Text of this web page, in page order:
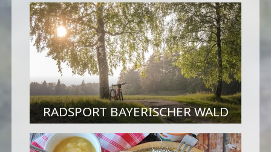
RADSPORT BAYERISCHER WALD